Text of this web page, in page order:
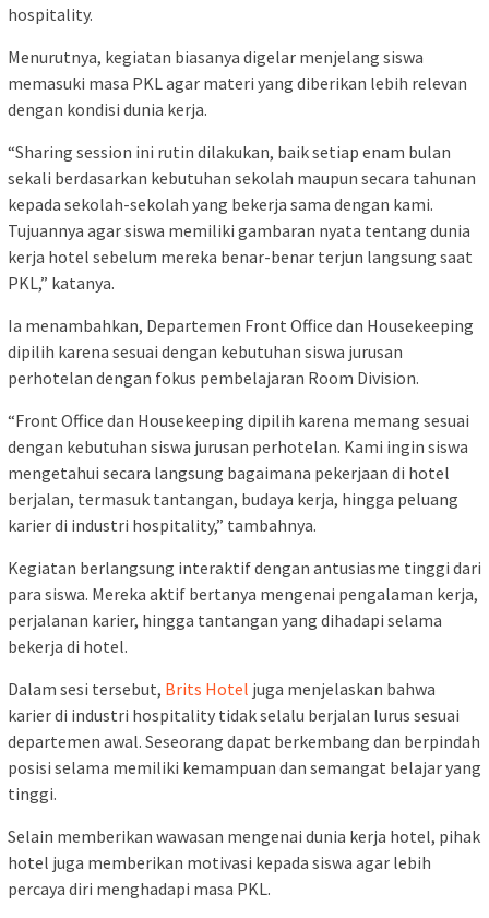
hospitality.
Menurutnya, kegiatan biasanya digelar menjelang siswa
memasuki masa PKL agar materi yang diberikan lebih relevan
dengan kondisi dunia kerja.
“Sharing session ini rutin dilakukan, baik setiap enam bulan
sekali berdasarkan kebutuhan sekolah maupun secara tahunan
kepada sekolah-sekolah yang bekerja sama dengan kami.
Tujuannya agar siswa memiliki gambaran nyata tentang dunia
kerja hotel sebelum mereka benar-benar terjun langsung saat
PKL,” katanya.
Ia menambahkan, Departemen Front Office dan Housekeeping
dipilih karena sesuai dengan kebutuhan siswa jurusan
perhotelan dengan fokus pembelajaran Room Division.
“Front Office dan Housekeeping dipilih karena memang sesuai
dengan kebutuhan siswa jurusan perhotelan. Kami ingin siswa
mengetahui secara langsung bagaimana pekerjaan di hotel
berjalan, termasuk tantangan, budaya kerja, hingga peluang
karier di industri hospitality,” tambahnya.
Kegiatan berlangsung interaktif dengan antusiasme tinggi dari
para siswa. Mereka aktif bertanya mengenai pengalaman kerja,
perjalanan karier, hingga tantangan yang dihadapi selama
bekerja di hotel.
Dalam sesi tersebut, Brits Hotel juga menjelaskan bahwa
karier di industri hospitality tidak selalu berjalan lurus sesuai
departemen awal. Seseorang dapat berkembang dan berpindah
posisi selama memiliki kemampuan dan semangat belajar yang
tinggi.
Selain memberikan wawasan mengenai dunia kerja hotel, pihak
hotel juga memberikan motivasi kepada siswa agar lebih
percaya diri menghadapi masa PKL.